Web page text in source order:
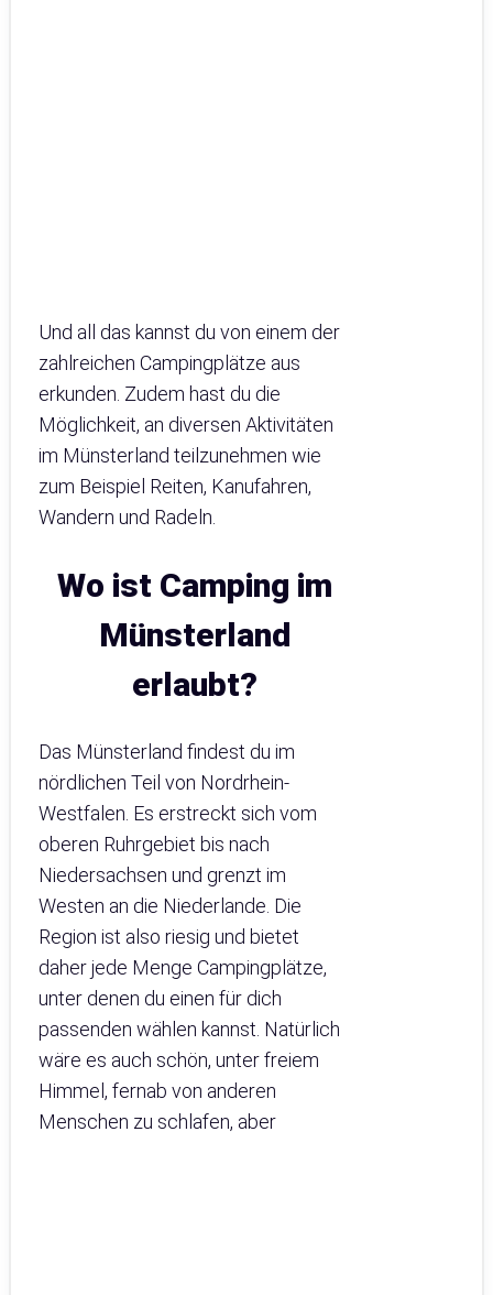
Und all das kannst du von einem der
zahlreichen Campingplätze aus
erkunden. Zudem hast du die
Möglichkeit, an diversen Aktivitäten
im Münsterland teilzunehmen wie
zum Beispiel Reiten, Kanufahren,
Wandern und Radeln.
Wo ist Camping im
Münsterland
erlaubt?
Das Münsterland findest du im
nördlichen Teil von Nordrhein-
Westfalen. Es erstreckt sich vom
oberen Ruhrgebiet bis nach
Niedersachsen und grenzt im
Westen an die Niederlande. Die
Region ist also riesig und bietet
daher jede Menge Campingplätze,
unter denen du einen für dich
passenden wählen kannst. Natürlich
wäre es auch schön, unter freiem
Himmel, fernab von anderen
Menschen zu schlafen, aber